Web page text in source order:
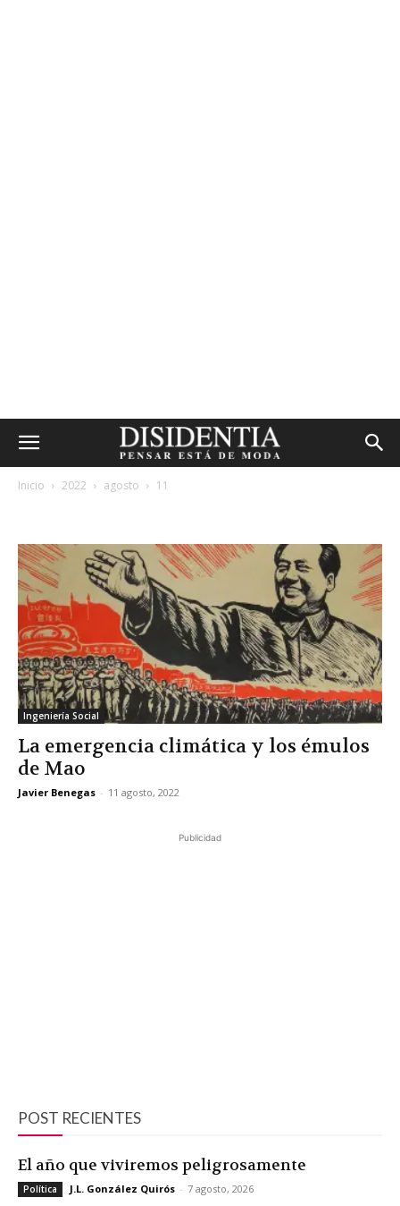
Inicio 2022 agosto 11
Ingeniería Social
La emergencia climática y los émulos
de Mao
Javier Benegas - 11 agosto, 2022
Publicidad
POST RECIENTES
El año que viviremos peligrosamente
Política J.L. González Quirós - 7 agosto, 2026